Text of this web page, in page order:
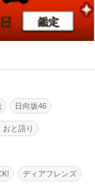
日向坂46
おと語り
ディアフレンズ